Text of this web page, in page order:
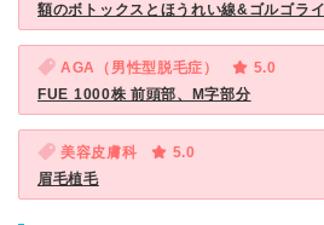
額のボトックスとほうれい線&ゴルゴラ
AGA（男性型脱毛症）
5.0
FUE 1000株 前頭部、M字部分
美容皮膚科
5.0
眉毛植毛